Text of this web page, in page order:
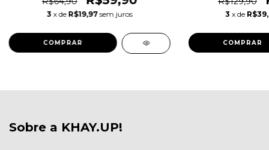
3 x de R$19,97 sem juros 3 x de
Sobre a KHAY.UP!